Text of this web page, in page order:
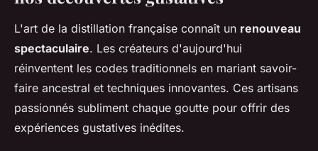
L'art de la distillation française connaît un renouveau
spectaculaire. Les créateurs d'aujourd'hui
réinventent les codes traditionnels en mariant savoir-
faire ancestral et techniques innovantes. Ces artisans
passionnés subliment chaque goutte pour offrir des
expériences gustatives inédites.